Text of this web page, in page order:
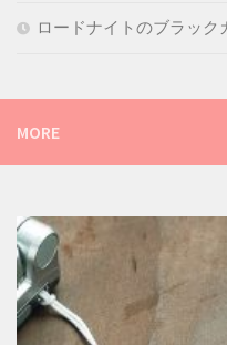
ロードナイトのブラッ
MORE